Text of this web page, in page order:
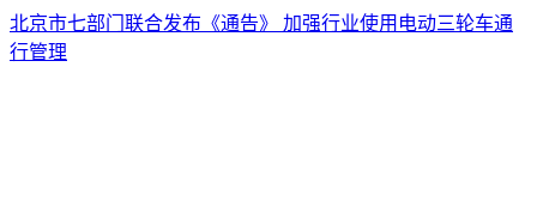
北京市七部门联合发布《通告》 加强行业使用电动三轮车通
行管理